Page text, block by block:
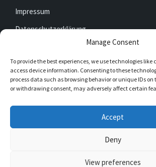
Manage Consent
To provide the best experiences, we use technologies like
access device information. Consenting to these
process data such as browsing behavior or unique IDs
or withdrawing consent, may adversely affect certain
Accept
Deny
View preferences
Impressum
Datenschutzerklärung
Jetzt mitfunken!
Bleibt auch unterwegs immer auf dem
DorfFunk!
Jetzt laden für iOS & Android